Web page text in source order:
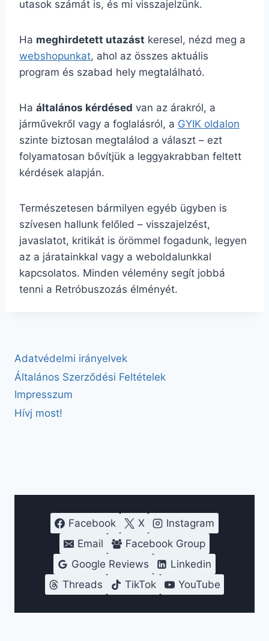
utasok számát is, és mi visszajelzünk.
Ha meghirdetett utazást keresel, nézd meg a
webshopunkat, ahol az összes aktuális
program és szabad hely megtalálható.
Ha általános kérdésed van az árakról, a
járművekről vagy a foglalásról, a GYIK oldalon
szinte biztosan megtalálod a választ – ezt
folyamatosan bővítjük a leggyakrabban feltett
kérdések alapján.
Természetesen bármilyen egyéb ügyben is
szívesen hallunk felőled – visszajelzést,
javaslatot, kritikát is örömmel fogadunk, legyen
az a járatainkkal vagy a weboldalunkkal
kapcsolatos. Minden vélemény segít jobbá
tenni a Retróbuszozás élményét.
Adatvédelmi irányelvek
Általános Szerződési Feltételek
Impresszum
Hívj most!
Facebook X
Instagram
Email
Facebook Group
Google Reviews
Linkedin
Threads
TikTok YouTube